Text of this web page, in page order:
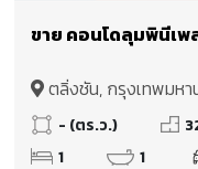
ขาย คอนโดลุมพินีเพ
ตลิ่งชัน, กรุงเทพมหา
- (ตร.ว.)
1
1